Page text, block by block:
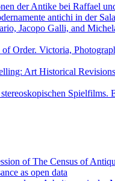
der Antike bei Raffael
antichi in der
Jacopo Galli, and
Order. Victoria,
Art Historical
Spielfilms.
of The Census of
as open data